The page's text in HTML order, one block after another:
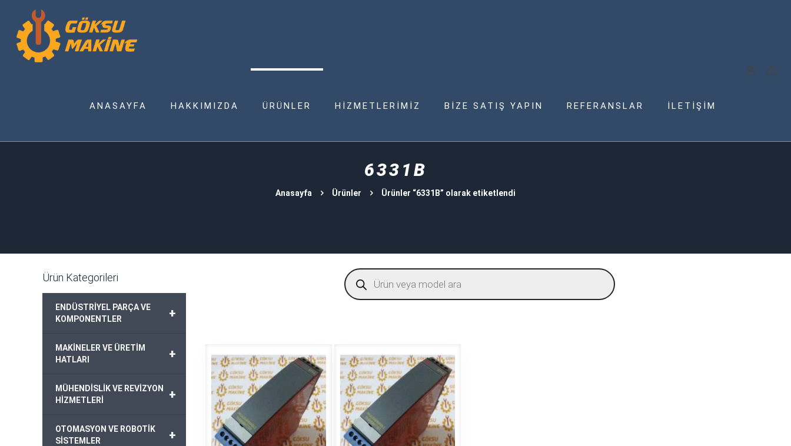
ANASAYFA HAKKIMIZDA ÜRÜNLER HİZMETLERİMİZ BİZE SATIŞ YAPIN REFERANSLAR İLETİŞİM
6331B
Anasayfa Ürünler Ürünler “6331B” olarak etiketlendi
Products
search
Ürün Kategorileri
+
ENDÜSTRİYEL PARÇA VE
KOMPONENTLER
+
MAKİNELER VE ÜRETİM
HATLARI
+
MÜHENDİSLİK VE REVİZYON
HİZMETLERİ
+
OTOMASYON VE ROBOTİK
SİSTEMLER